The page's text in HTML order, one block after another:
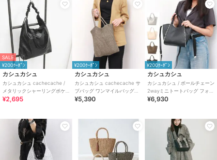
SALE
¥200ｸｰﾎﾟﾝ
カシュカシュ
カシュカシュ cachecache /
メタリックシャーリングポケ
ッタブルトート
¥2,695
¥200ｸｰﾎﾟﾝ
カシュカシュ
カシュカシュ cachecache サ
ブバッグ ワンマイルバッグに
おすすめ ラメ糸編みトートバ
¥5,390
¥200ｸｰﾎﾟﾝ
カシュカシュ
カシュカシュ / ボールチェーン
2wayミニトートバッグ フォー
マル セレモニー
¥6,930